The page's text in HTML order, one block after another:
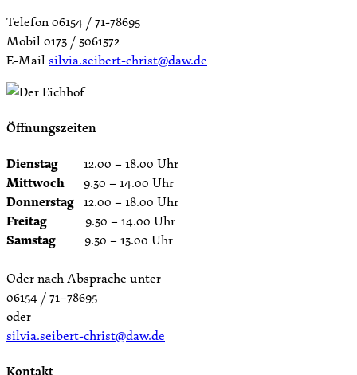
Telefon 06154 / 71-78695
Mobil 0173 / 3061372
E-Mailsilvia.seibert-christ@daw.de
Öffnungszeiten
Dienstag 12.00 – 18.00 Uhr
Mittwoch 9.30 – 14.00 Uhr
Donnerstag 12.00 – 18.00 Uhr
Freitag 9.30 – 14.00 Uhr
Samstag 9.30 – 13.00 Uhr
Oder nach Absprache unter
06154 / 71–78695
oder
silvia.seibert-christ@daw.de